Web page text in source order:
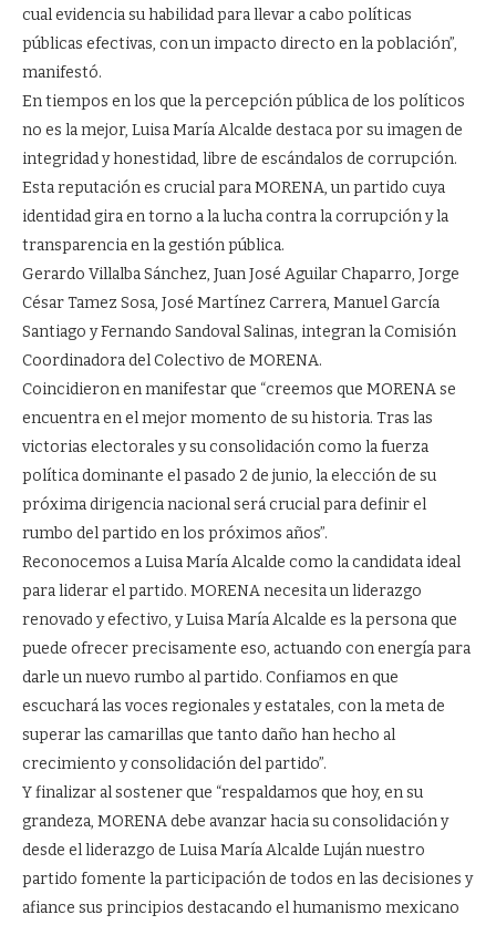
cual evidencia su habilidad para llevar a cabo políticas
públicas efectivas, con un impacto directo en la población”,
manifestó.
En tiempos en los que la percepción pública de los políticos
no es la mejor, Luisa María Alcalde destaca por su imagen de
integridad y honestidad, libre de escándalos de corrupción.
Esta reputación es crucial para MORENA, un partido cuya
identidad gira en torno a la lucha contra la corrupción y la
transparencia en la gestión pública.
Gerardo Villalba Sánchez, Juan José Aguilar Chaparro, Jorge
César Tamez Sosa, José Martínez Carrera, Manuel García
Santiago y Fernando Sandoval Salinas, integran la Comisión
Coordinadora del Colectivo de MORENA.
Coincidieron en manifestar que “creemos que MORENA se
encuentra en el mejor momento de su historia. Tras las
victorias electorales y su consolidación como la fuerza
política dominante el pasado 2 de junio, la elección de su
próxima dirigencia nacional será crucial para definir el
rumbo del partido en los próximos años”.
Reconocemos a Luisa María Alcalde como la candidata ideal
para liderar el partido. MORENA necesita un liderazgo
renovado y efectivo, y Luisa María Alcalde es la persona que
puede ofrecer precisamente eso, actuando con energía para
darle un nuevo rumbo al partido. Confiamos en que
escuchará las voces regionales y estatales, con la meta de
superar las camarillas que tanto daño han hecho al
crecimiento y consolidación del partido”.
Y finalizar al sostener que “respaldamos que hoy, en su
grandeza, MORENA debe avanzar hacia su consolidación y
desde el liderazgo de Luisa María Alcalde Luján nuestro
partido fomente la participación de todos en las decisiones y
afiance sus principios destacando el humanismo mexicano